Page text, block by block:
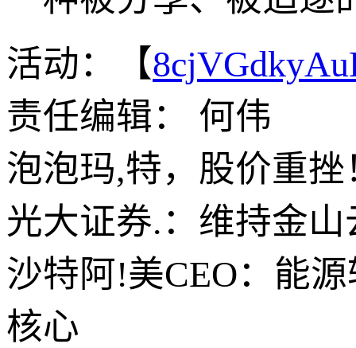
活动：【
责任编辑： 何伟
泡泡玛,特，股价重
光大证券.：维持金
沙特阿!美CEO：能
核心